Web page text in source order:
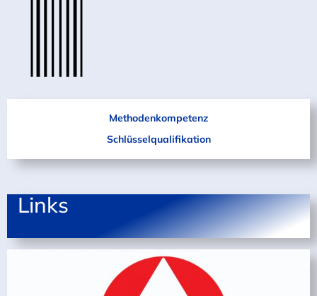
Methodenkompetenz
Schlüsselqualifikation
Links